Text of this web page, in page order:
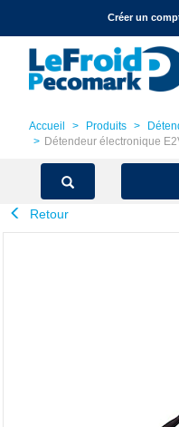
text.skipToNavigationCréer un
Accueil Produits
Détendeur électronique
Retour